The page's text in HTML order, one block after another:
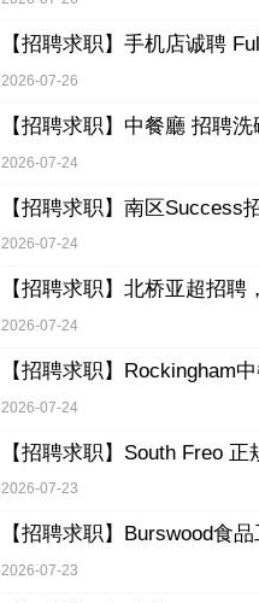
【招聘求职】手机店诚聘
2026-07-26
【招聘求职】 中餐廳 招聘洗
2026-07-24
【招聘求职】南区Success
2026-07-24
【招聘求职】北桥亚超招聘
2026-07-24
【招聘求职】 Rockingham
2026-07-24
【招聘求职】 South Freo 正
2026-07-23
【招聘求职】 Burswood食
2026-07-23